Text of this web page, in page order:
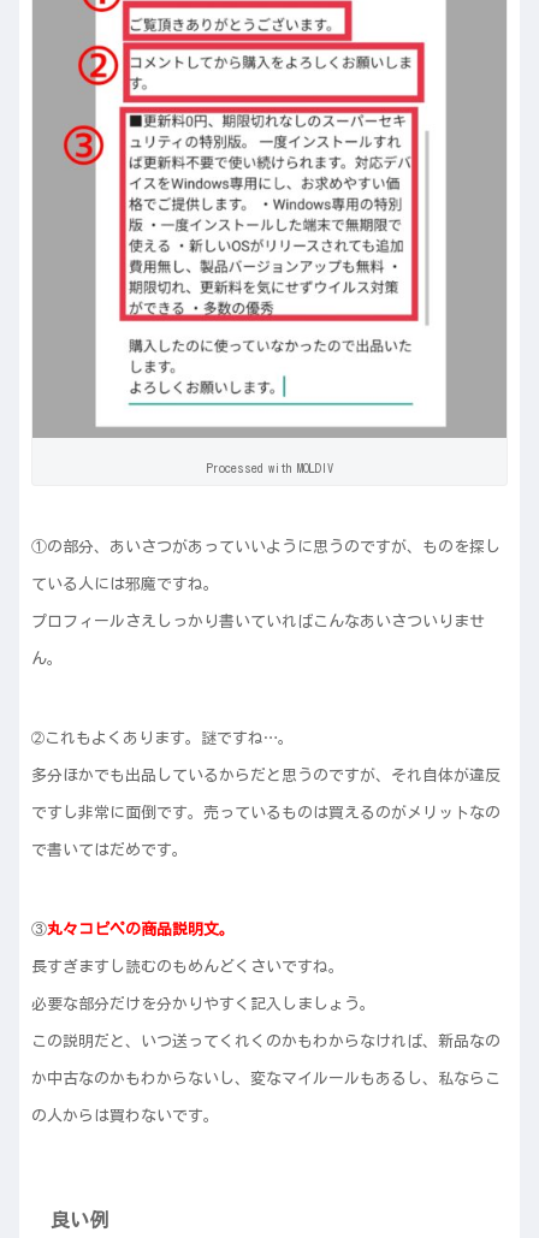
Processed with MOLDIV
①の部分、あいさつがあっていいように思うのですが、ものを探し
ている人には邪魔ですね。
プロフィールさえしっかり書いていればこんなあいさついりませ
ん。
➁これもよくあります。謎ですね…。
多分ほかでも出品しているからだと思うのですが、それ自体が違反
ですし非常に面倒です。売っているものは買えるのがメリットなの
で書いてはだめです。
③丸々コピペの商品説明文。
長すぎますし読むのもめんどくさいですね。
必要な部分だけを分かりやすく記入しましょう。
この説明だと、いつ送ってくれくのかもわからなければ、新品なの
か中古なのかもわからないし、変なマイルールもあるし、私ならこ
の人からは買わないです。
良い例